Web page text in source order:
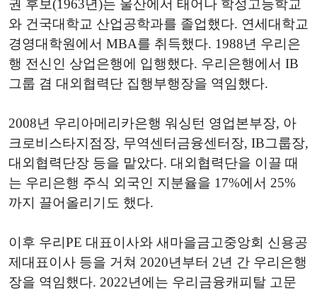
권 후보(1963년)는 울산에서 태어나 학성고등학교
와 건국대학교 산업공학과를 졸업했다. 연세대학교
경영대학원에서 MBA를 취득했다. 1988년 우리은
행 전신인 상업은행에 입행했다. 우리은행에서 IB
그룹 겸 대외협력단 집행부행장을 역임했다.
2008년 우리아메리카은행 워싱턴 영업본부장, 아
크로비스타지점장, 무역센터금융센터장, IB그룹장,
대외협력단장 등을 맡았다. 대외협력단을 이끌 때
는 우리은행 주식 외국인 지분율을 17%에서 25%
까지 끌어올리기도 했다.
이후 우리PE 대표이사와 새마을금고중앙회 신용공
제대표이사 등을 거쳐 2020년부터 2년 간 우리은행
장을 역임했다. 2022년에는 우리금융캐피탈 고문